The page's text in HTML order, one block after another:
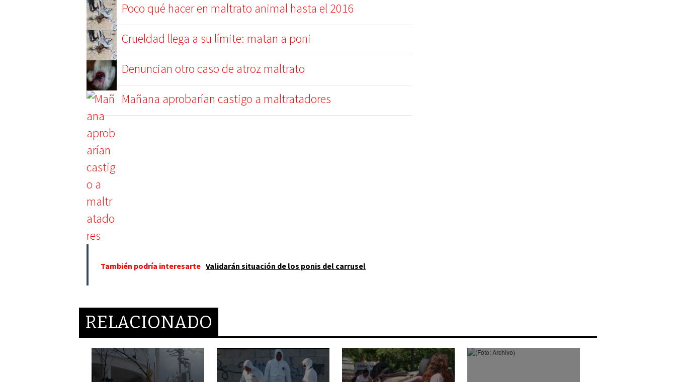
Poco qué hacer en maltrato animal hasta el 2016
Crueldad llega a su límite: matan a poni
Denuncian otro caso de atroz maltrato
Mañana aprobarían castigo a maltratadores
También podría interesarte Validarán situación de los ponis del carrusel
RELACIONADO